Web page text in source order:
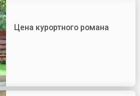
Цена курортного романа